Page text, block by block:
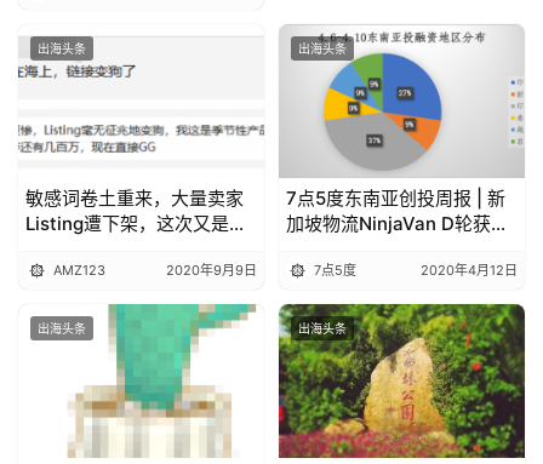
出海头条
敏感词卷土重来，大量卖家
Listing遭下架，这次又是谁
AMZ123 2020年9月9日
出海头条
7点5度东南亚创投周报 | 新
加坡物流NinjaVan D轮获
宾初创亿万美元
7点5度 2020年4月12日
出海头条 出海头条